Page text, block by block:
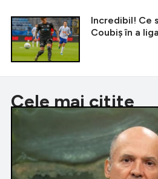
Incredibil! Ce
Coubiș în a
Cele mai citite